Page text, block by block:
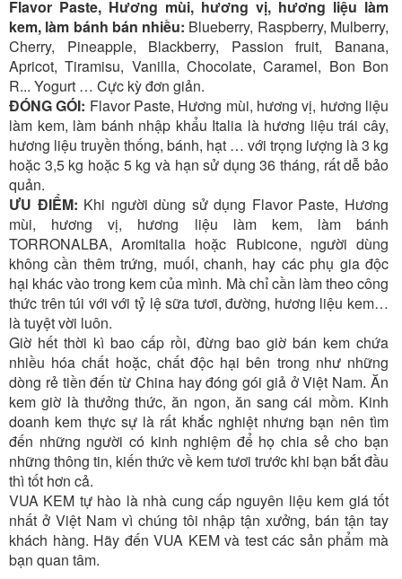
Flavor Paste, Hương mùi, hương vị, hương liệu làm
kem, làm bánh bán nhiều: Blueberry, Raspberry, Mulberry,
Cherry, Pineapple, Blackberry, Passion fruit, Banana,
Apricot, Tiramisu, Vanilla, Chocolate, Caramel, Bon Bon
R... Yogurt … Cực kỳ đơn giản.
ĐÓNG GÓI: Flavor Paste, Hương mùi, hương vị, hương liệu
làm kem, làm bánh nhập khẩu Italia là hương liệu trái cây,
hương liệu truyền thống, bánh, hạt … với trọng lượng là 3 kg
hoặc 3,5 kg hoặc 5 kg và hạn sử dụng 36 tháng, rất dễ bảo
quản.
ƯU ĐIỂM: Khi người dùng sử dụng Flavor Paste, Hương
mùi, hương vị, hương liệu làm kem, làm bánh
TORRONALBA, Aromitalia hoặc Rubicone, người dùng
không cần thêm trứng, muối, chanh, hay các phụ gia độc
hại khác vào trong kem của mình. Mà chỉ cần làm theo công
thức trên túi với với tỷ lệ sữa tươi, đường, hương liệu kem…
là tuyệt vời luôn.
Giờ hết thời kì bao cấp rồi, đừng bao giờ bán kem chứa
nhiều hóa chất hoặc, chất độc hại bên trong như những
dòng rẻ tiền đến từ China hay đóng gói giả ở Việt Nam. Ăn
kem giờ là thưởng thức, ăn ngon, ăn sang cái mồm. Kinh
doanh kem thực sự là rất khắc nghiệt nhưng bạn nên tìm
đến những người có kinh nghiệm để họ chia sẻ cho bạn
những thông tin, kiến thức về kem tươi trước khi bạn bắt đầu
thì tốt hơn cả.
VUA KEM tự hào là nhà cung cấp nguyên liệu kem giá tốt
nhất ở Việt Nam vì chúng tôi nhập tận xưởng, bán tận tay
khách hàng. Hãy đến VUA KEM và test các sản phẩm mà
bạn quan tâm.